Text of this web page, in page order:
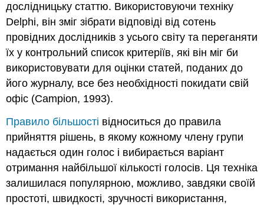
дослідницьку статтю. Використовуючи техніку
Delphi, він зміг зібрати відповіді від сотень
провідних дослідників з усього світу та переганяти
їх у контрольний список критеріїв, які він міг би
використовувати для оцінки статей, поданих до
його журналу, все без необхідності покидати свій
офіс (Campion, 1993).
Правило більшості відноситься до правила
прийняття рішень, в якому кожному члену групи
надається один голос і вибирається варіант
отримання найбільшої кількості голосів. Ця техніка
залишилася популярною, можливо, завдяки своїй
простоті, швидкості, зручності використання,